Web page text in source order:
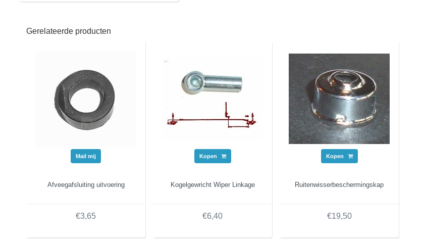
Gerelateerde producten
Mail mij
Afveegafsluiting uitvoering
€3,65
Kopen
Kogelgewricht Wiper Linkage
€6,40
Kopen
Ruitenwisserbeschermingskap
€19,50